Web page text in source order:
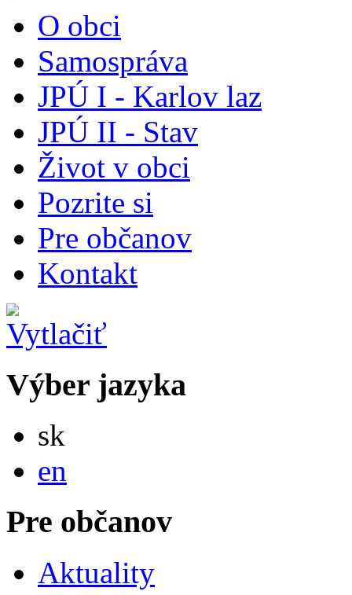
O obci
Samospráva
JPÚ I - Karlov laz
JPÚ II - Stav
Život v obci
Pozrite si
Pre občanov
Kontakt
Výber jazyka
sk
en
Pre občanov
Aktuality